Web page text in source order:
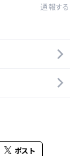
通報する
ポスト